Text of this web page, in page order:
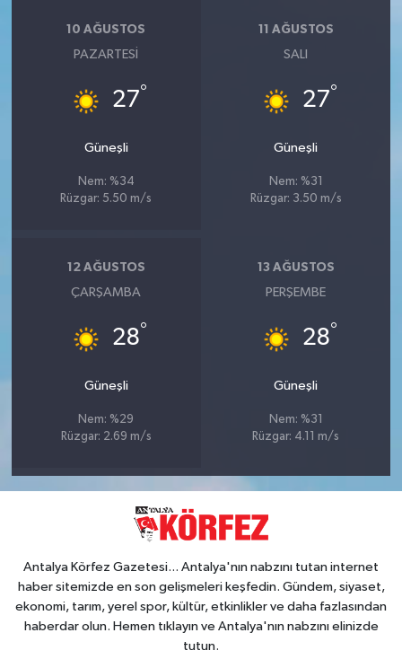
10 AĞUSTOS
PAZARTESI
27°
Güneşli
Nem: %34
Rüzgar: 5.50 m/s
11 AĞUSTOS
SALI
27°
Güneşli
Nem: %31
Rüzgar: 3.50 m/s
12 AĞUSTOS
ÇARŞAMBA
28°
Güneşli
Nem: %29
Rüzgar: 2.69 m/s
13 AĞUSTOS
PERŞEMBE
28°
Güneşli
Nem: %31
Rüzgar: 4.11 m/s
Antalya Körfez Gazetesi... Antalya'nın nabzını tutan internet
haber sitemizde en son gelişmeleri keşfedin. Gündem, siyaset,
ekonomi, tarım, yerel spor, kültür, etkinlikler ve daha fazlasından
haberdar olun. Hemen tıklayın ve Antalya'nın nabzını elinizde
tutun.